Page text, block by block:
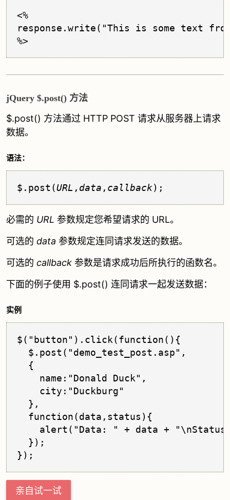
<%
response.write("This is some text
jQuery $.post() 方法
$.post() 方法通过 HTTP POST 请求从服务器上请求
数据。
语法：
$.post(URL , data , callback);
必需的 URL 参数规定您希望请求的 URL。
可选的 data 参数规定连同请求发送的数据。
可选的 callback 参数是请求成功后所执行的函数名。
下面的例子使用 $.post() 连同请求一起发送数据：
实例
$("button").click(function(){
  $.post("demo_test_post.asp",
  {
    name:"Donald Duck",
    city:"Duckburg"
  },
  function(data,status){
alert("Data: " + data +
  });
亲自试一试